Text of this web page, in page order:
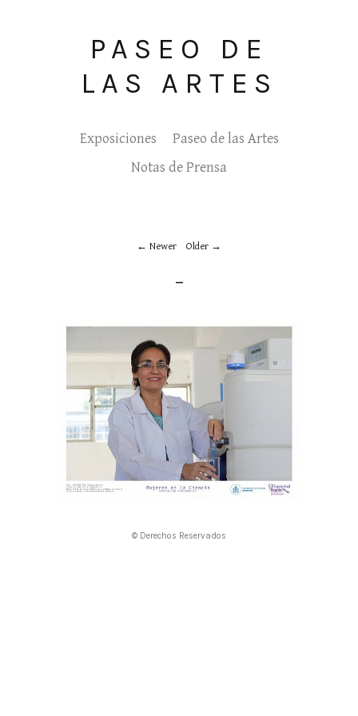
PASEO DE
LAS ARTES
Exposiciones
Paseo de las Artes
Notas de Prensa
Newer Older
_
© Derechos Reservados